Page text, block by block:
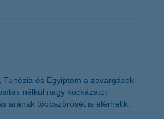
és Egyiptom a zavargások
nélkül nagy kockázatot
árának többszörösét is elérhetik.